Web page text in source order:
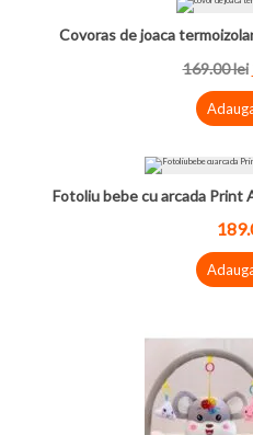
Covoras de joaca
169.00 lei
Fotoliu bebe cu arcada Print